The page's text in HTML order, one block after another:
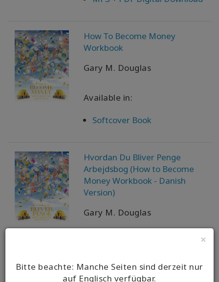
×
Bitte beachte: Manche Seiten sind derzeit nur
auf Englisch verfügbar.
How To Become Money
Workbook
Gary M. Douglas
Available in:
Softcover Book
Hvordan Du Bliver Penge
Arbejdsbog (How to Become
Money Workbook - Danish
Version)
Gary M. Douglas
Book